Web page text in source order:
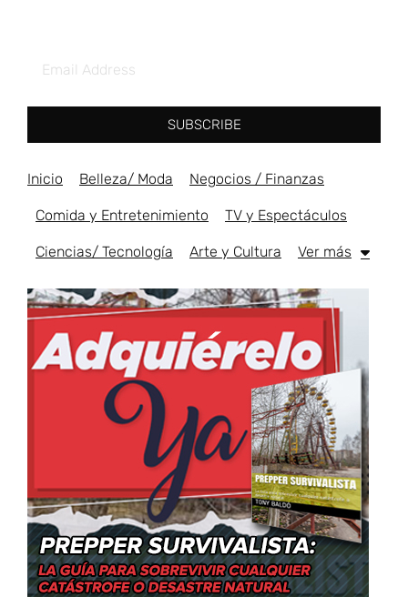
SUBSCRIBE
Inicio Belleza/ Moda Negocios / Finanzas
Comida y Entretenimiento TV y Espectáculos
Ciencias/ Tecnología Arte y Cultura Ver más